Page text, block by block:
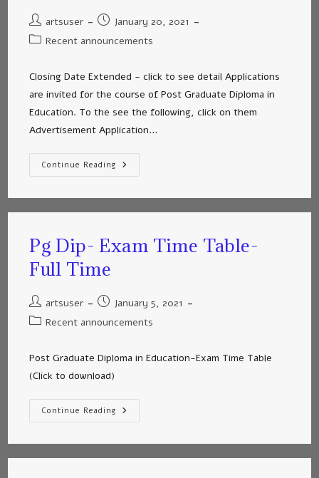
artsuser
January 20, 2021
Recent announcements
Closing Date Extended - click to see detail Applications
are invited for the course of Post Graduate Diploma in
Education. To the see the following, click on them
Advertisement Application…
Continue Reading
Pg Dip- Exam Time Table-
Full Time
artsuser
January 5, 2021
Recent announcements
Post Graduate Diploma in Education-Exam Time Table
(Click to download)
Continue Reading